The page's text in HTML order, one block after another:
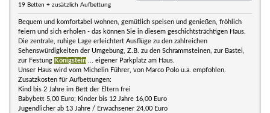
19 Betten + zusätzlich Aufbettung
Bequem und komfortabel wohnen, gemütlich speisen und genießen, fröhlich
feiern und sich erholen - das können Sie in diesem geschichtsträchtigen Haus.
Die zentrale, ruhige Lage erleichtert Ausflüge zu den zahlreichen
Sehenswürdigkeiten der Umgebung, Z.B. zu den Schrammsteinen, zur Bastei,
zur Festung Königstein ... eigener Parkplatz am Haus.
Unser Haus wird vom Michelin Führer, von Marco Polo u.a. empfohlen.
Zusatzkosten für Aufbettungen:
Kind bis 2 Jahre im Bett der Eltern frei
Babybett 5,00 Euro; Kinder bis 12 Jahre 16,00 Euro
Jugendlicher ab 13 Jahre / Erwachsener 24,00 Euro